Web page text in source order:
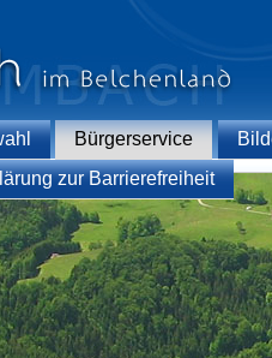
Bürgerservice
zur Barrierefreiheit